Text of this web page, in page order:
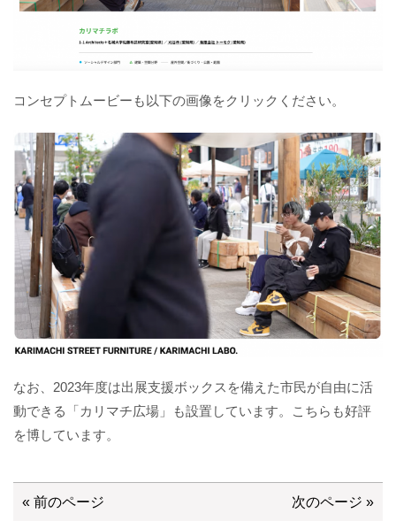
コンセプトムービーも以下の画像をクリックください。
なお、2023年度は出展支援ボックスを備えた市民が自由に活
動できる「カリマチ広場」も設置しています。こちらも好評
を博しています。
« 前のページ 次のページ »